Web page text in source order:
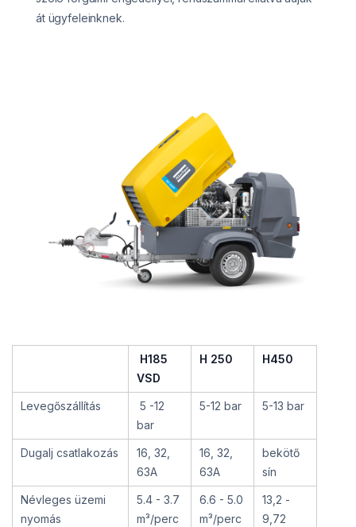
át ügyfeleinknek.
H185
VSD
H 250 H450
Levegőszállítás
5 -12
bar
5-12 bar 5-13 bar
Dugalj csatlakozás
16, 32,
63A
16, 32,
63A
bekötő
sín
Névleges üzemi
nyomás
5.4 - 3.7
m³/perc
6.6 - 5.0
m³/perc
13,2 -
9,72